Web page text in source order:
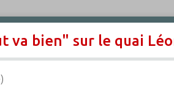
bien" sur le quai